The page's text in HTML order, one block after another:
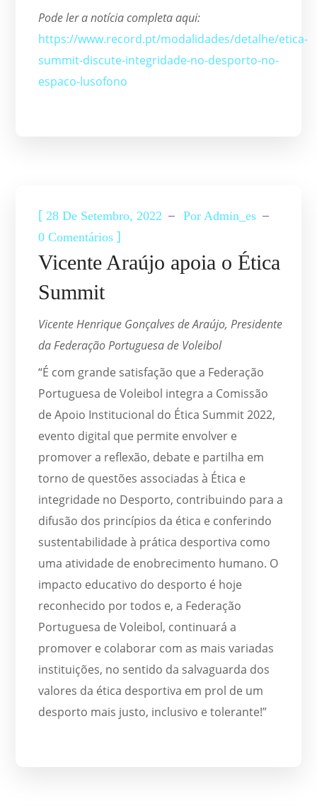
Pode ler a notícia completa aqui:
https://www.record.pt/modalidades/detalhe/etica-
summit-discute-integridade-no-desporto-no-
espaco-lusofono
[ 28 De Setembro, 2022 PorAdmin_es
0 Comentários ]
Vicente Araújo apoia o Ética
Summit
Vicente Henrique Gonçalves de Araújo, Presidente
da Federação Portuguesa de Voleibol
“É com grande satisfação que a Federação
Portuguesa de Voleibol integra a Comissão
de Apoio Institucional do Ética Summit 2022,
evento digital que permite envolver e
promover a reflexão, debate e partilha em
torno de questões associadas à Ética e
integridade no Desporto, contribuindo para a
difusão dos princípios da ética e conferindo
sustentabilidade à prática desportiva como
uma atividade de enobrecimento humano. O
impacto educativo do desporto é hoje
reconhecido por todos e, a Federação
Portuguesa de Voleibol, continuará a
promover e colaborar com as mais variadas
instituições, no sentido da salvaguarda dos
valores da ética desportiva em prol de um
desporto mais justo, inclusivo e tolerante!”